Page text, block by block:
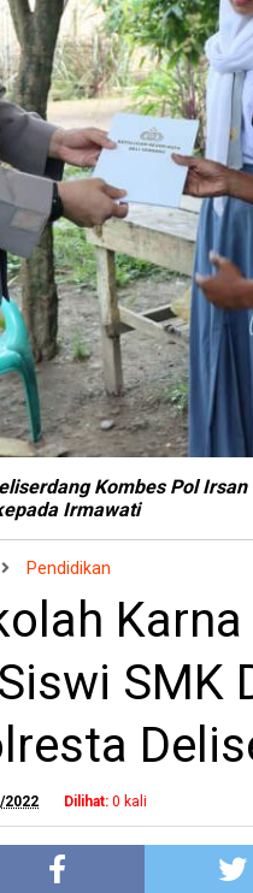
Kombes Pol
Irmawati
Pendidikan
SMK
2022 Dilihat: 0 kali